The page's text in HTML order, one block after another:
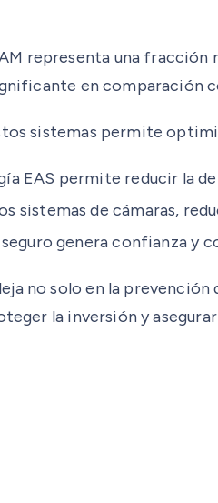
representa una
en comparación
sistemas permite
EAS permite reducir la
sistemas de cámaras,
genera confianza y
no solo en la
la inversión y